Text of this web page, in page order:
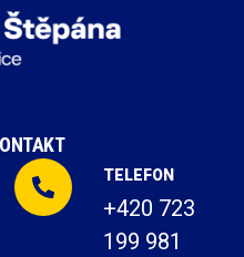
TELEFON
+420 723
199 981